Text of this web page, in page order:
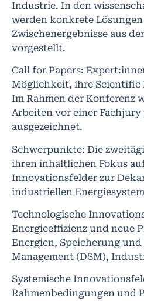
Industrie. In den
werden konkrete
Zwischenergebnisse aus
vorgestellt.
Call for Papers:
Möglichkeit, ihre Scientific
Im Rahmen der Konferenz
Arbeiten vor einer
ausgezeichnet.
Schwerpunkte: Die
ihren inhaltlichen Fokus
Innovationsfelder zur
industriellen
Technologische
Energieeffizienz und neue
Energien, Speicherung und
Management (DSM),
Systemische
Rahmenbedingungen und